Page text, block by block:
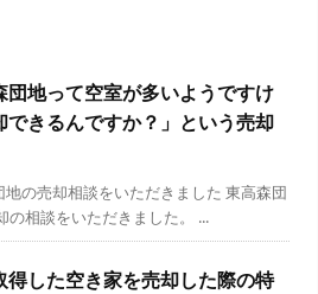
団地って空室が多いようですけ
できるんですか？」という売却
地の売却相談をいただきました 東高森団
の相談をいただきました。 ...
得した空き家を売却した際の特